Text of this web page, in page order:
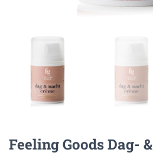
Feeling Goods Dag- &